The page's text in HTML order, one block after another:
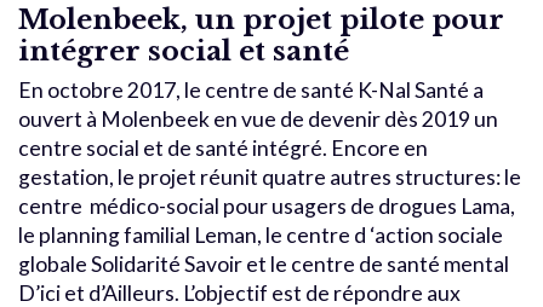
Molenbeek, un projet pilote pour
intégrer social et santé
En octobre 2017, le centre de santé K-Nal Santé a
ouvert à Molenbeek en vue de devenir dès 2019 un
centre social et de santé intégré. Encore en
gestation, le projet réunit quatre autres structures: le
centre médico-social pour usagers de drogues Lama,
le planning familial Leman, le centre d ‘action sociale
globale Solidarité Savoir et le centre de santé mental
D’ici et d’Ailleurs. L’objectif est de répondre aux